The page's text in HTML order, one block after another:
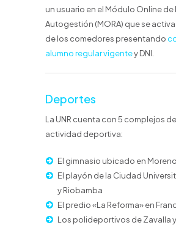
un usuario en el Módulo Online de
Autogestión (MORA) que se
de los comedores presentando
alumno regular vigentey DNI.
Deportes
La UNR cuenta con 5 complejos
actividad deportiva:
El gimnasio ubicado en
El playón de la Ciudad
y Riobamba
El predio «La Reforma» en
Los polideportivos de Zavalla